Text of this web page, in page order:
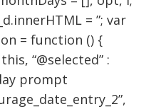
= ”; var
= function () {
“@selected” :
prompt